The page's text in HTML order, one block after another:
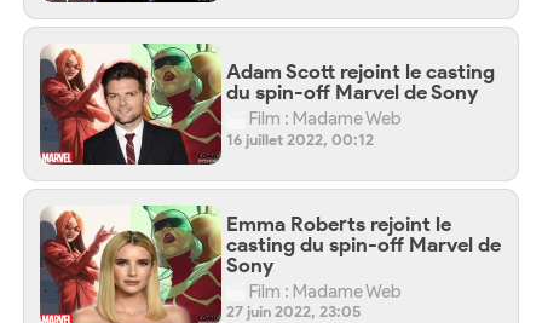
Adam Scott rejoint le casting
du spin-off Marvel de Sony
Film : Madame Web
16 juillet 2022, 00:12
Emma Roberts rejoint le
casting du spin-off Marvel de
Sony
Film : Madame Web
27 juin 2022, 23:05